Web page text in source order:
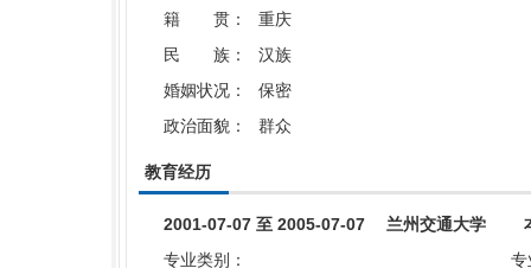
籍 贯：
重庆
民 族：
汉族
婚姻状况：
保密
政治面貌：
群众
教育经历
2001-07-07 至 2005-07-07 兰州交通大学
专业类别：
专